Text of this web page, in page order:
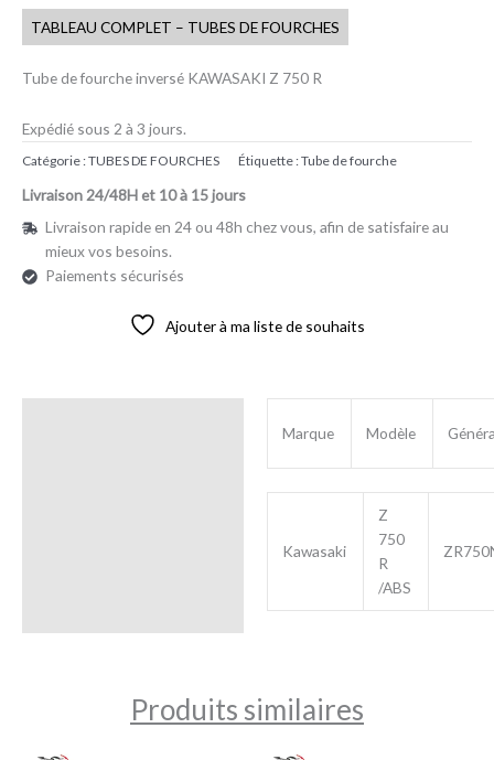
TABLEAU COMPLET – TUBES DE FOURCHES
Tube de fourche inversé KAWASAKI Z 750 R
Expédié sous 2 à 3 jours.
Catégorie :TUBES DE FOURCHES Étiquette :Tube de fourche
Livraison 24/48H et 10 à 15 jours
Livraison rapide en 24 ou 48h chez vous, afin de satisfaire au
mieux vos besoins.
Paiements sécurisés
Ajouter à ma liste de souhaits
Marque Modèle
Kawasaki
Z
750
R
/ABS
Produits similaires